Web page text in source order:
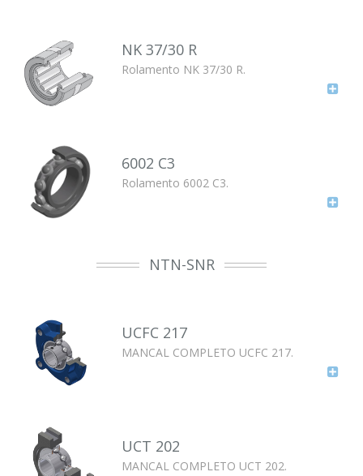
NK 37/30 R
Rolamento NK 37/30 R.
6002 C3
Rolamento 6002 C3.
NTN-SNR
UCFC 217
MANCAL COMPLETO UCFC 217.
UCT 202
MANCAL COMPLETO UCT 202.